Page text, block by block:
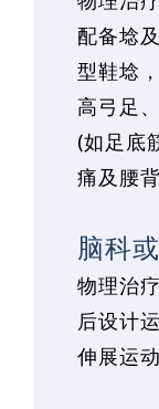
配备埝
型鞋埝
高弓足
(如足底
痛及腰
脑科
物理治
后设计
伸展运